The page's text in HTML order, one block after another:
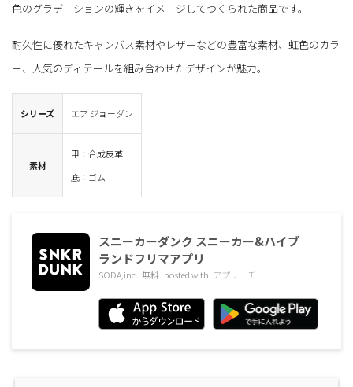
色のグラデーションの輝きをイメージしてつくられた商品です。
耐久性に優れたキャンバス素材やレザーなどの豊富な素材、虹色のカラ
ー、人気のディテールを組み合わせたデザインが魅力。
シリーズ エア ジョーダン
素材
甲：合成皮革
底：ゴム
スニーカーダンク スニーカー&ハイブ
ランドフリマアプリ
SODA,inc. 無料 posted with アプリーチ